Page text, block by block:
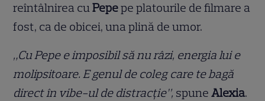
reîntâlnirea cuPepepe platourile de filmare a
fost, ca de obicei, una plină de umor.
„Cu Pepe e imposibil să nu râzi, energia lui e
molipsitoare. E genul de coleg care te bagă
direct în vibe-ul de distracție”, spuneAlexia.